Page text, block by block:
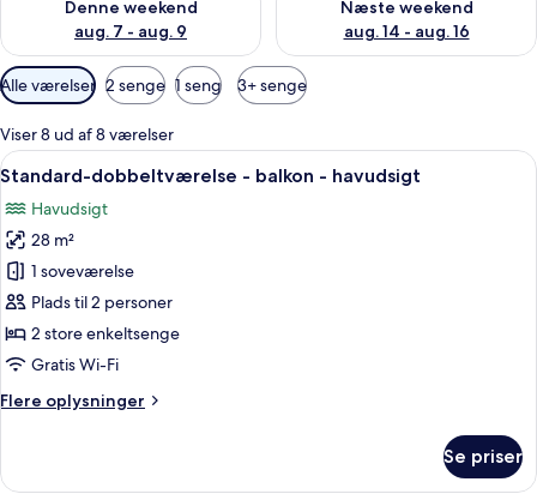
Denne weekend
aug. 7 - aug. 9
Næste weekend
aug. 14 - aug. 16
Tilgængelige
filtre
for
værelser
Alle værelser 2 senge 1 seng 3+ senge
Viser 8 ud af 8 værelser
Indlæs
alle
billeder
af
Standard-
dobbeltværelse
-
balkon
havudsigt
Et hotelværelse med en stor seng,
6
Standard-dobbeltværelse - balkon - havudsigt
Havudsigt
28 m²
1 soveværelse
Plads til 2 personer
2 store enkeltsenge
Gratis Wi-Fi
Flere oplysninger
Flere
dobbeltværelse
Se priser